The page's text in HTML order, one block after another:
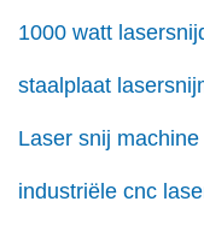
1000 watt
staalplaat
Laser snij machine
industriële cnc